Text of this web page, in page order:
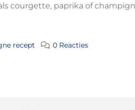
courgette, paprika of
recept 0 Reacties